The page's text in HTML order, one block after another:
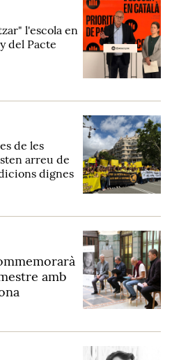
l'escola en
del Pacte
de les
arreu de
dignes
amb